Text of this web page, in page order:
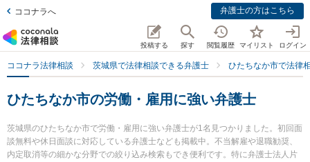
ココナラへ 弁護士の方はこちら
投稿する 探す 閲覧履歴 マイリスト ログイン
ココナラ法律相談 茨城県で法律相談できる弁護士 ひたちなか市で法律
ひたちなか市の労働・雇用に強い弁護士
茨城県のひたちなか市で労働・雇用に強い弁護士が1名見つかりました。初回面
談無料や休日面談に対応している弁護士なども掲載中。不当解雇や退職勧奨、
内定取消等の細かな分野での絞り込み検索もでき便利です。特に弁護士法人片